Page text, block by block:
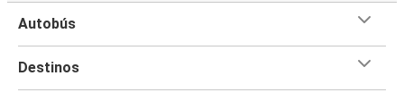
Autobús
Destinos